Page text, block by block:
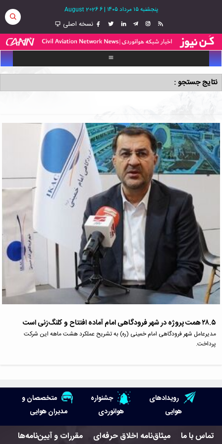
پنجشنبه ۱۵ مرداد ۱۴۰۵ |
6 August 2026
نسخه اصلی
نتایج جستجو :
۲۸.۵ همت پروژه در شهر فرودگاهی امام آماده افتتاح و کلنگ‌زنی است
مدیرعامل شهر فرودگاهی امام خمینی (ره) به تشریح عملکرد هشت ماهه این شرکت
پرداخت.
رویدادهای
هوایی
جشنواره
هوانوردی
متخصصان و
مدیران هوایی
تماس با ما میثاق‌نامه اخلاق حرفه‌ای مقررات و آیین‌نامه‌ها